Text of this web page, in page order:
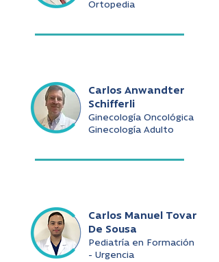
Ortopedia
Carlos Anwandter
Schifferli
Ginecología Oncológica
Ginecología Adulto
Carlos Manuel Tovar
De Sousa
Pediatría en Formación
- Urgencia